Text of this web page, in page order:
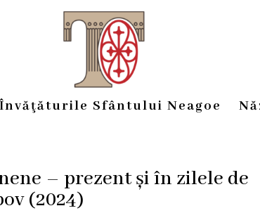
Învăţăturile Sfântului Neagoe
– prezent și în zilele de
(2024)